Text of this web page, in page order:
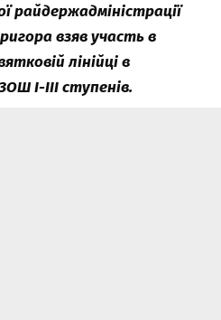
райдержадміністрації
взяв участь в
лінійці в
І-ІІІ ступенів.